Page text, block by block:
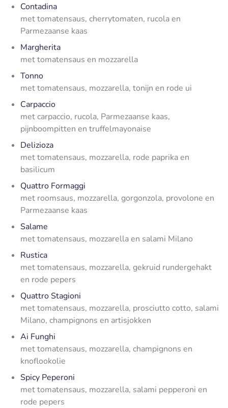
Contadina
met tomatensaus, cherrytomaten, rucola en
Parmezaanse kaas
Margherita
met tomatensaus en mozzarella
Tonno
met tomatensaus, mozzarella, tonijn en rode ui
Carpaccio
met carpaccio, rucola, Parmezaanse kaas,
pijnboompitten en truffelmayonaise
Delizioza
met tomatensaus, mozzarella, rode paprika en
basilicum
Quattro Formaggi
met roomsaus, mozzarella, gorgonzola, provolone en
Parmezaanse kaas
Salame
met tomatensaus, mozzarella en salami Milano
Rustica
met tomatensaus, mozzarella, gekruid rundergehakt
en rode pepers
Quattro Stagioni
met tomatensaus, mozzarella, prosciutto cotto, salami
Milano, champignons en artisjokken
Ai Funghi
met tomatensaus, mozzarella, champignons en
knoflookolie
Spicy Peperoni
met tomatensaus, mozzarella, salami pepperoni en
rode pepers